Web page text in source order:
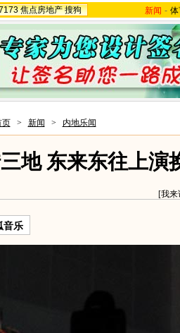
焦点房地产 搜狗 新闻 -
页 > 新闻 > 内地乐闻
地 东来东往上演
[我来
音乐